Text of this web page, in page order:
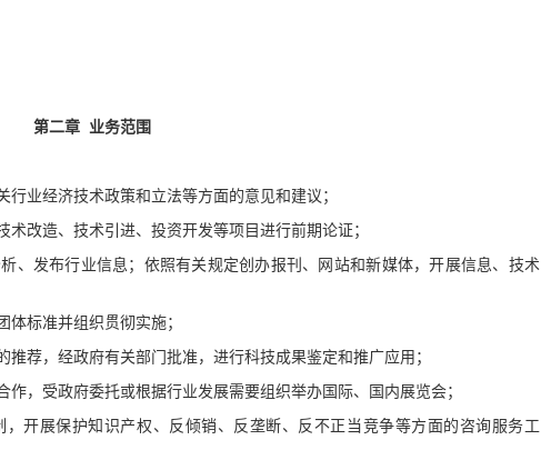
第二章 业务范围
业经济技术政策和立法等方面的意见和建议；
术改造、技术引进、投资开发等项目进行前期论证；
、发布行业信息；依照有关规定创办报刊、网站和新媒体，开展信息、技术
体标准并组织贯彻实施；
推荐，经政府有关部门批准，进行科技成果鉴定和推广应用；
作，受政府委托或根据行业发展需要组织举办国际、国内展览会；
，开展保护知识产权、反倾销、反垄断、反不正当竞争等方面的咨询服务工